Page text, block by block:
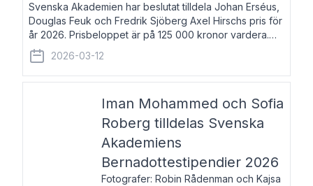
Svenska Akademien har beslutat tilldela Johan Erséus,
Douglas Feuk och Fredrik Sjöberg Axel Hirschs pris för
år 2026. Prisbeloppet är på 125 000 kronor vardera.
Johan Erséus, född 1959, är fackboksförfattare och
journalist med mångårigt för
2026-03-12
Iman Mohammed och Sofia
Roberg tilldelas Svenska
Akademiens
Bernadottestipendier 2026
Fotografer: Robin Rådenman och Kajsa